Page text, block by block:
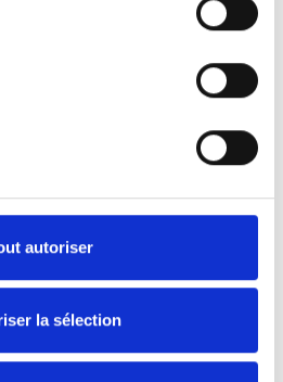
autoriser
la sélection
fauteuils roulant